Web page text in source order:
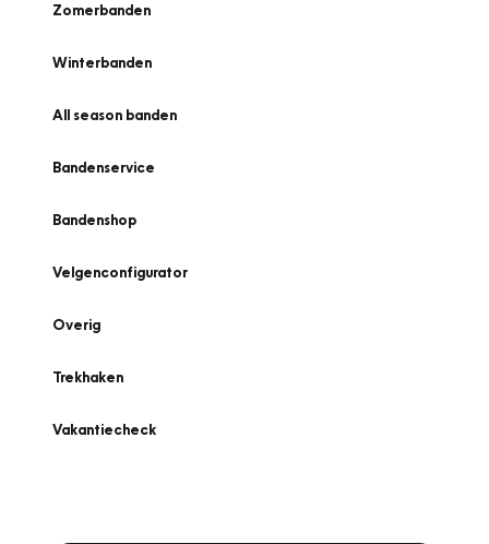
Zomerbanden
Winterbanden
All season banden
Bandenservice
Bandenshop
Velgenconfigurator
Overig
Trekhaken
Vakantiecheck